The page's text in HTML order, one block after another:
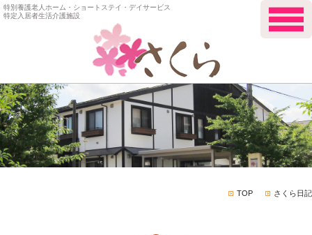
特別養護老人ホーム・ショートステイ・デイサービス
特定入居者生活介護施設
TOP さくら日記